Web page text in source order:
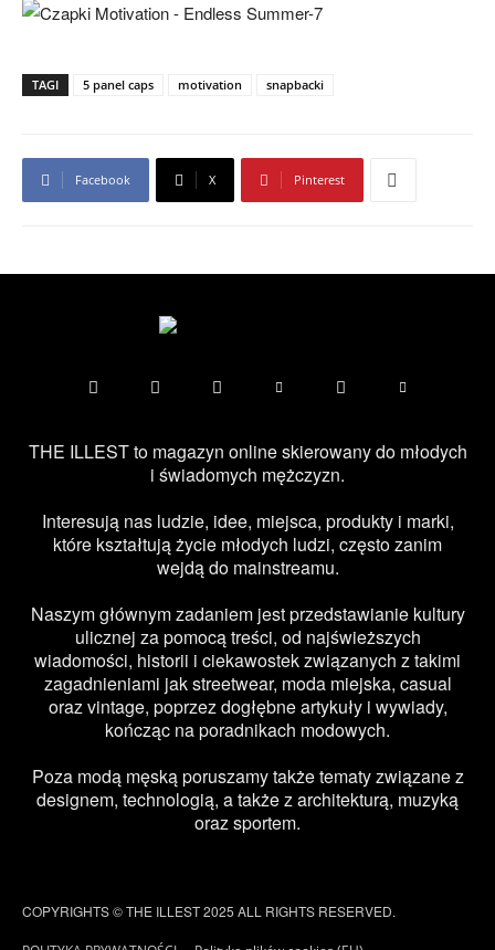
TAGI 5 panel caps motivation snapbacki
Facebook X Pinterest
THE ILLEST to magazyn online skierowany do młodych
i świadomych mężczyzn.
Interesują nas ludzie, idee, miejsca, produkty i marki,
które kształtują życie młodych ludzi, często zanim
wejdą do mainstreamu.
Naszym głównym zadaniem jest przedstawianie kultury
ulicznej za pomocą treści, od najświeższych
wiadomości, historii i ciekawostek związanych z takimi
zagadnieniami jak streetwear, moda miejska, casual
oraz vintage, poprzez dogłębne artykuły i wywiady,
kończąc na poradnikach modowych.
Poza modą męską poruszamy także tematy związane z
designem, technologią, a także z architekturą, muzyką
oraz sportem.
COPYRIGHTS © THE ILLEST 2025 ALL RIGHTS RESERVED.